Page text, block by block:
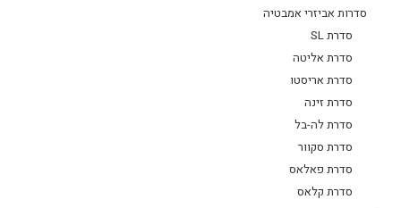
סדרות אביזרי אמבטיה
סדרת SL
סדרת אליטה
סדרת אריסטו
סדרת זינה
סדרת לה-בל
סדרת סקוור
סדרת פאלאס
סדרת קלאס